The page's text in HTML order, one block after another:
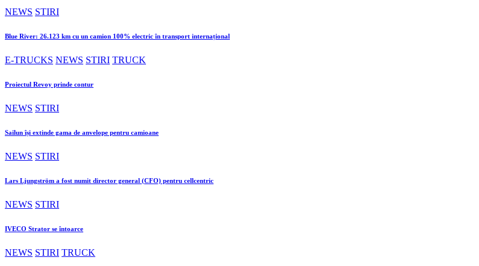
NEWS STIRI
Blue River: 26.123 km cu un camion 100% electric în transport internațional
E-TRUCKS NEWS STIRI TRUCK
Proiectul Revoy prinde contur
NEWS STIRI
Sailun își extinde gama de anvelope pentru camioane
NEWS STIRI
Lars Ljungström a fost numit director general (CFO) pentru cellcentric
NEWS STIRI
IVECO Strator se întoarce
NEWS STIRI TRUCK